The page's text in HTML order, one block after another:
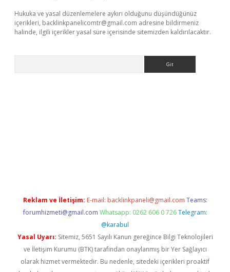
Hukuka ve yasal düzenlemelere aykırı olduğunu düşündüğünüz
içerikleri, backlinkpanelicomtr@gmail.com adresine bildirmeniz
halinde, ilgili içerikler yasal süre içerisinde sitemizden kaldırılacaktır.
Reklam ve İletişim: E-mail: backlinkpaneli@gmail.com Teams:
forumhizmeti@gmail.com Whatsapp: 0262 606 0 726 Telegram:
@karabul
Yasal Uyarı: Sitemiz, 5651 Sayılı Kanun gereğince Bilgi Teknolojileri
ve İletişim Kurumu (BTK) tarafından onaylanmış bir Yer Sağlayıcı
olarak hizmet vermektedir. Bu nedenle, sitedeki içerikleri proaktif